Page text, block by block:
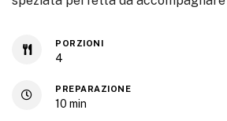
PORZIONI
4
PREPARAZIONE
10 min